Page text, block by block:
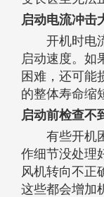
启动电流冲击
开机时电
启动速度。如
困难，还可能
的整体寿命缩
启动前检查不
有些开机
作细节没处理
风机转向不正
这些都会增加